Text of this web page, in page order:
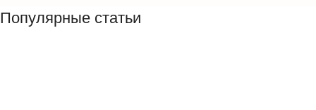
Популярные статьи